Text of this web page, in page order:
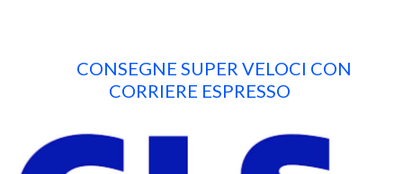
CONSEGNE SUPER VELOCI CON
CORRIERE ESPRESSO